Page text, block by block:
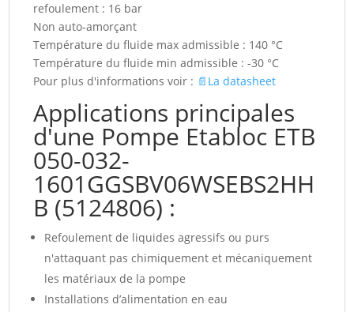
refoulement : 16 bar
Non auto-amorçant
Température du fluide max admissible : 140 °C
Température du fluide min admissible : -30 °C
Pour plus d'informations voir : 📄La datasheet
Applications principales
d'une Pompe Etabloc ETB
050-032-
1601GGSBV06WSEBS2HH
B (5124806) :
Refoulement de liquides agressifs ou purs
n'attaquant pas chimiquement et mécaniquement
les matériaux de la pompe
Installations d’alimentation en eau